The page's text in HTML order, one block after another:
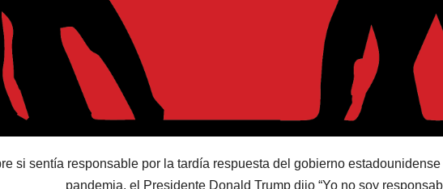
si sentía responsable por la tardía respuesta del gobierno
pandemia, el Presidente Donald Trump dijo “Yo no soy